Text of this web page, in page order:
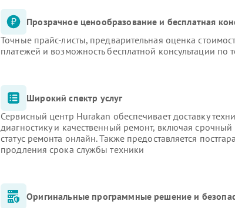
Прозрачное ценообразование и бесплатная
Точные прайс-листы, предварительная оценка
платежей и возможность бесплатной консультации по
Широкий спектр услуг
Сервисный центр Hurakan обеспечивает доставку
диагностику и качественный ремонт, включая
статус ремонта онлайн. Также предоставляется
продления срока службы техники
Оригинальные программные решение и